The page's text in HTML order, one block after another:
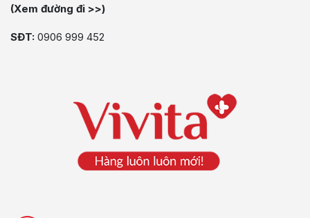
(Xem đường đi >>)
SĐT: 0906 999 452